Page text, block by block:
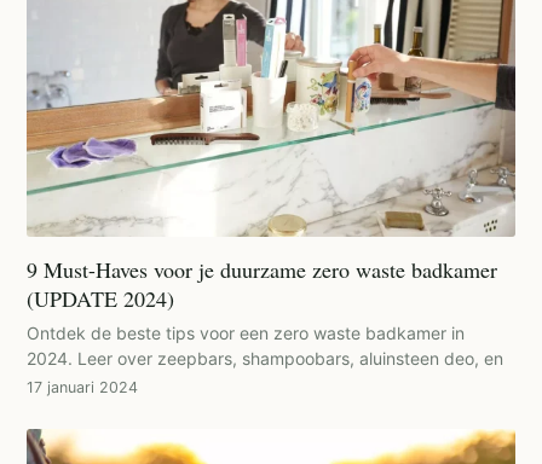
9 Must-Haves voor je duurzame zero waste badkamer
(UPDATE 2024)
Ontdek de beste tips voor een zero waste badkamer in
2024. Leer over zeepbars, shampoobars, aluinsteen deo, en
17 januari 2024